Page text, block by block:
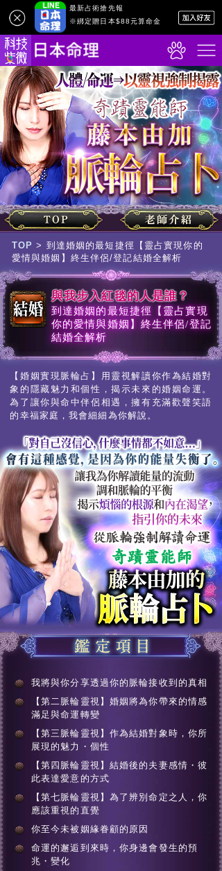
最新占術搶先報
※綁定贈日本$88元算命金
TOP > 到達婚姻的最短捷徑【靈占實現你的
愛情與婚姻】終生伴侶/登記結婚全解析
與我步入紅毯的人是誰？
到達婚姻的最短捷徑【靈占實現
你的愛情與婚姻】終生伴侶/登記
結婚全解析
【婚姻實現脈輪占】用靈視解讀你作為結婚對
象的隱藏魅力和個性，揭示未來的婚姻命運。
為了讓你與命中伴侶相遇，擁有充滿歡聲笑語
的幸福家庭，我會細細為你解說。
我將與你分享透過你的脈輪接收到的真相
【第二脈輪靈視】婚姻將為你帶來的情感
滿足與命運轉變
【第三脈輪靈視】作為結婚對象時，你所
展現的魅力・個性
【第四脈輪靈視】結婚後的夫妻感情・彼
此表達愛意的方式
【第七脈輪靈視】為了辨別命定之人，你
應該重視的直覺
你至今未被姻緣眷顧的原因
命運的邂逅到來時，你身邊會發生的預
兆・變化